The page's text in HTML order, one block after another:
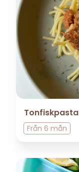
Tonfiskpasta
Från 6 mån